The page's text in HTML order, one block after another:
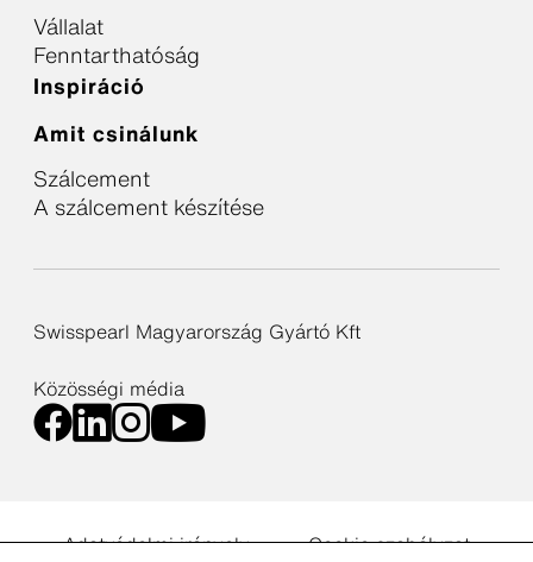
Vállalat
Fenntarthatóság
Inspiráció
Amit csinálunk
Szálcement
A szálcement készítése
Swisspearl Magyarország Gyártó Kft
Közösségi média
Adatvédelmi irányelv
Cookie szabályzat